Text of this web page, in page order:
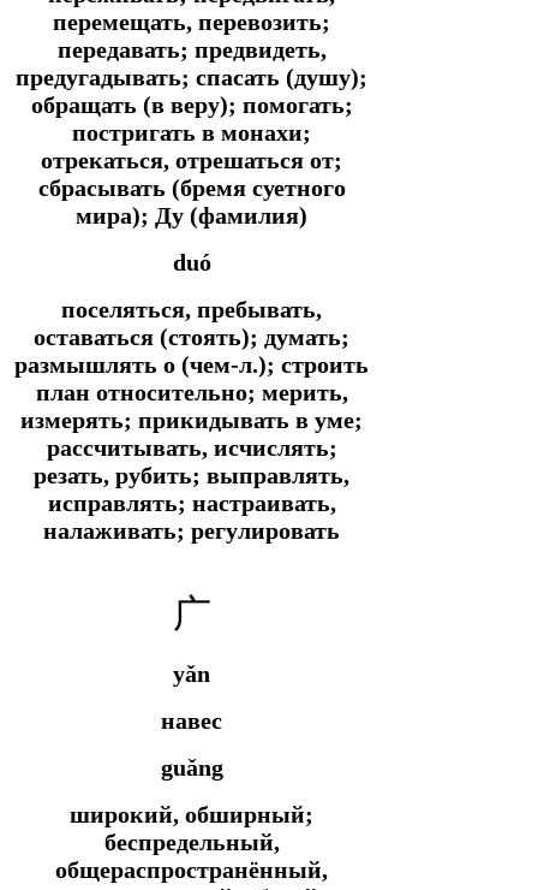
перемещать, перевозить;
передавать; предвидеть,
предугадывать; спасать (душу);
обращать (в веру); помогать;
постригать в монахи;
отрекаться, отрешаться от;
сбрасывать (бремя суетного
мира); Ду (фамилия)
duó
поселяться, пребывать,
оставаться (стоять); думать;
размышлять о (чем-л.); строить
план относительно; мерить,
измерять; прикидывать в уме;
рассчитывать, исчислять;
резать, рубить; выправлять,
исправлять; настраивать,
налаживать; регулировать
广
yǎn
навес
guǎng
широкий, обширный;
беспредельный,
общераспространённый,